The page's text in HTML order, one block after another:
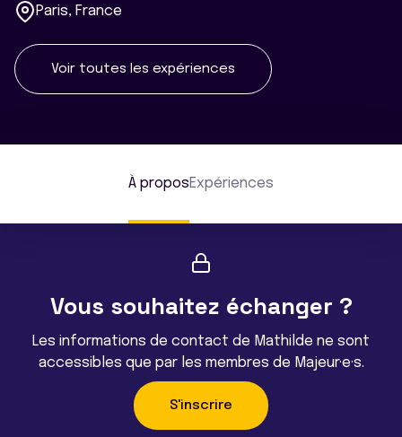
Paris, France
Voir toutes les expériences
À proposExpériences
Vous souhaitez échanger ?
Les informations de contact de Mathilde ne sont
accessibles que par les membres de Majeur·e·s.
S'inscrire